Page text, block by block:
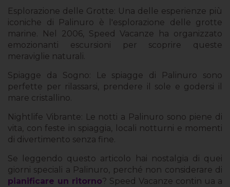
Esplorazione delle Grotte: Una delle esperienze più
iconiche di Palinuro è l'esplorazione delle grotte
marine. Nel 2006, Speed Vacanze ha organizzato
emozionanti escursioni per scoprire queste
meraviglie naturali.
Spiagge da Sogno: Le spiagge di Palinuro sono
perfette per rilassarsi, prendere il sole e godersi il
mare cristallino.
Nightlife Vibrante: Le notti a Palinuro sono piene di
vita, con feste in spiaggia, locali notturni e momenti
di divertimento senza fine.
Se leggendo questo articolo hai nostalgia di quei
giorni speciali a Palinuro, perché non considerare di
pianificare un ritorno? Speed Vacanze contin ua a